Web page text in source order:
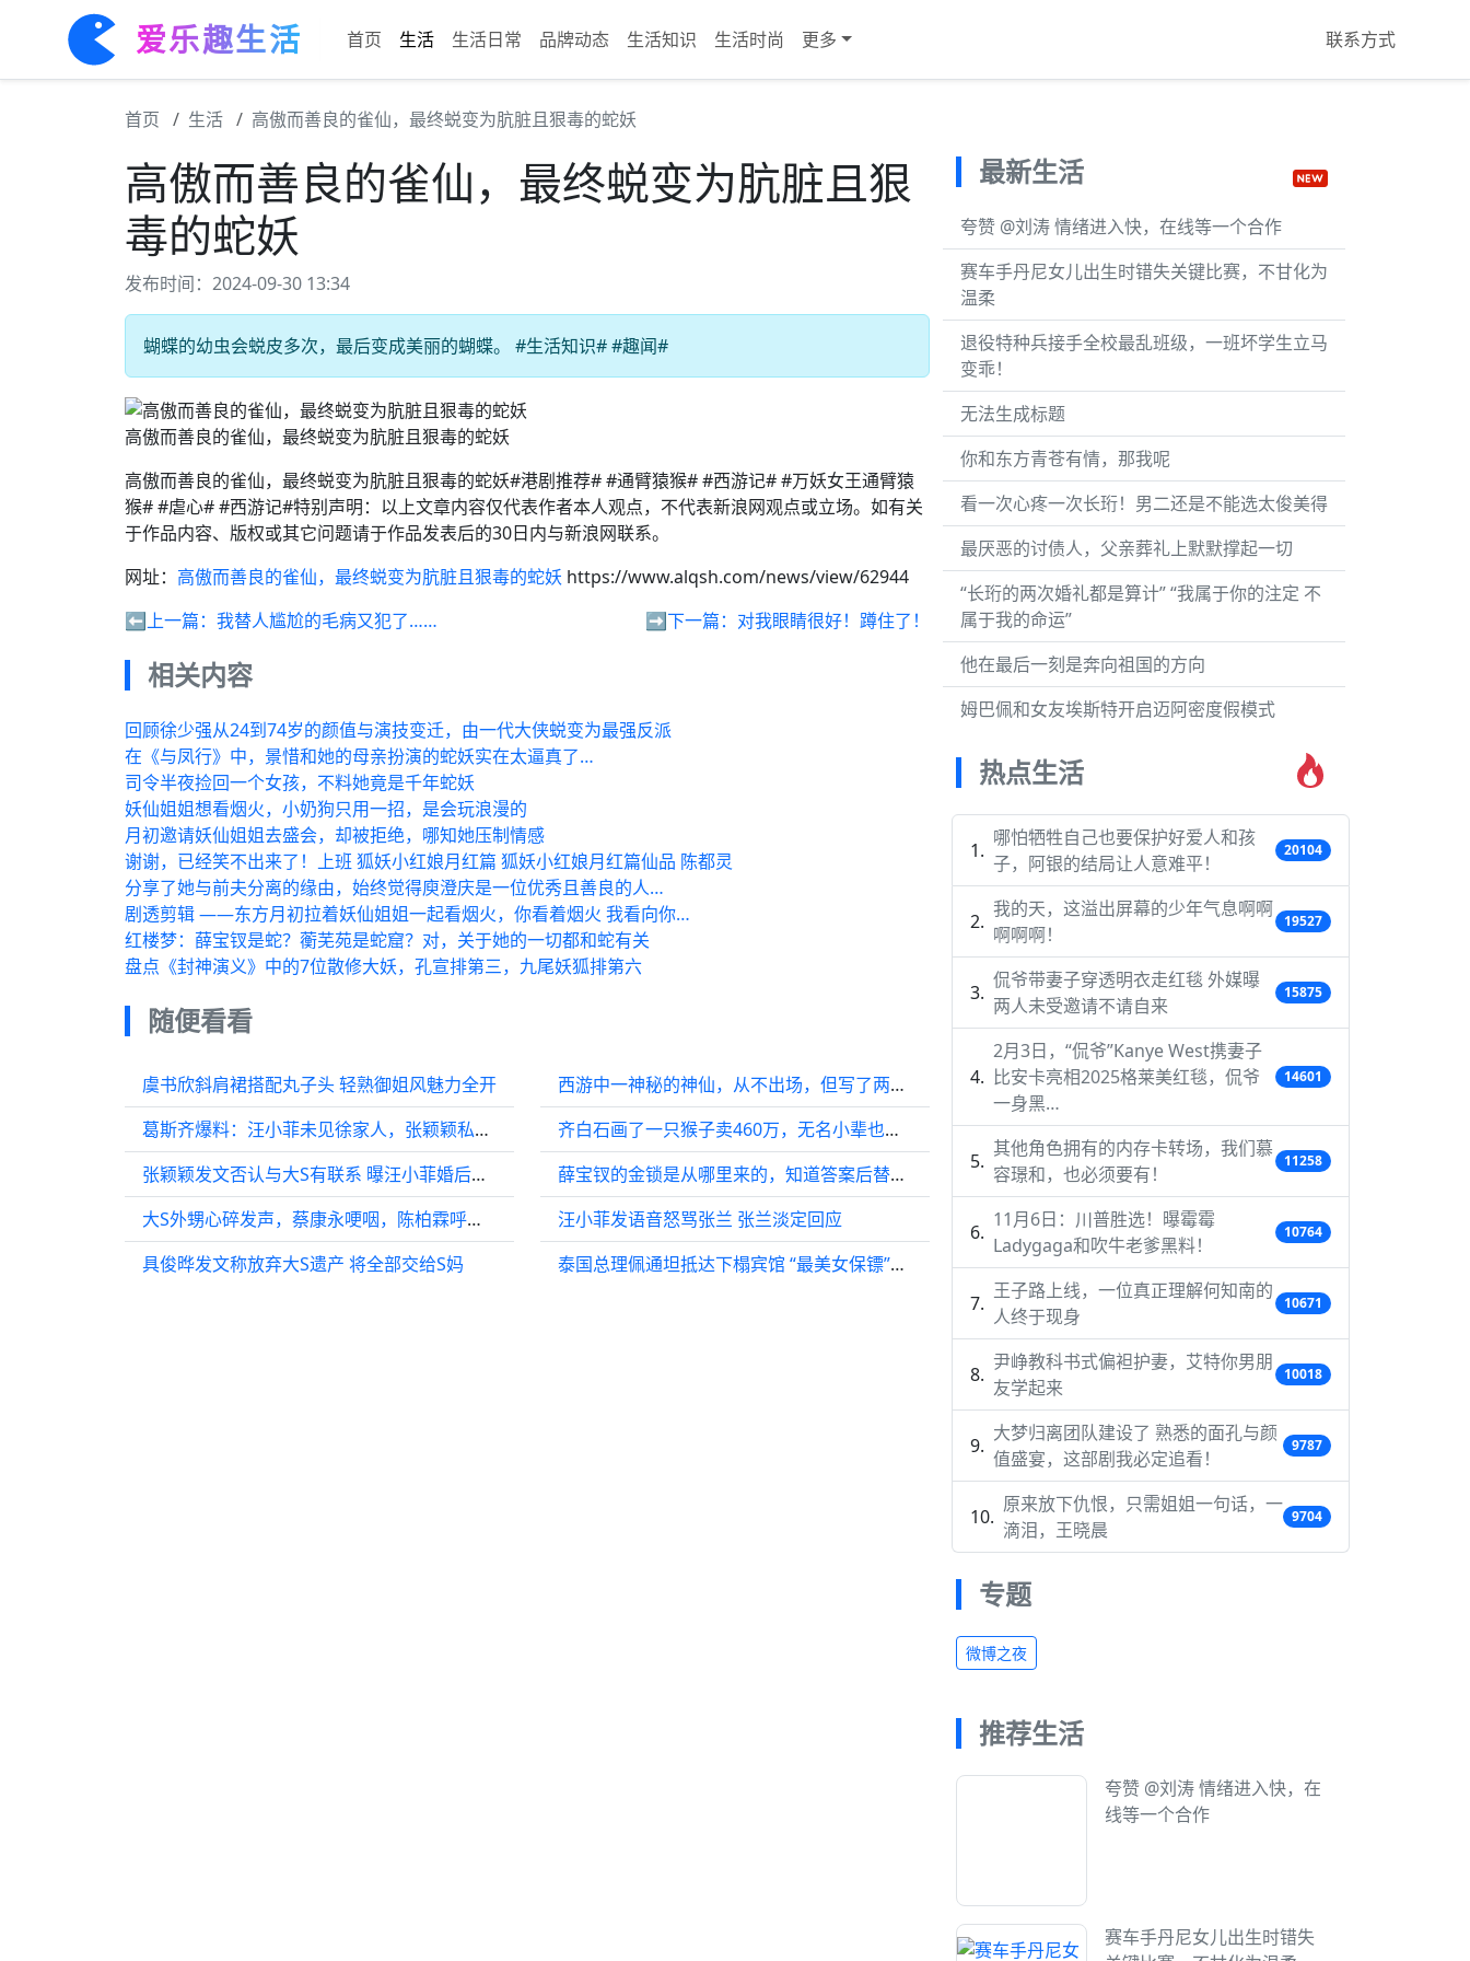
爱乐趣生活 首页 生活 生活日常 品牌动态 生活知识 生活时尚 更多 联系方式
首页 生活 高傲而善良的雀仙，最终蜕变为肮脏且狠毒的蛇妖
高傲而善良的雀仙，最终蜕变为肮脏且狠
毒的蛇妖
发布时间：2024-09-30 13:34
蝴蝶的幼虫会蜕皮多次，最后变成美丽的蝴蝶。 #生活知识# #趣闻#
高傲而善良的雀仙，最终蜕变为肮脏且狠毒的蛇妖
高傲而善良的雀仙，最终蜕变为肮脏且狠毒的蛇妖#港剧推荐# #通臂猿猴# #西游记# #万妖女王通臂猿
猴# #虐心# #西游记#特别声明：以上文章内容仅代表作者本人观点，不代表新浪网观点或立场。如有关
于作品内容、版权或其它问题请于作品发表后的30日内与新浪网联系。
网址： 高傲而善良的雀仙，最终蜕变为肮脏且狠毒的蛇妖 https://www.alqsh.com/news/view/62944
⬅️上一篇： 我替人尴尬的毛病又犯了…… ➡️下一篇： 对我眼睛很好！蹲住了！
相关内容
回顾徐少强从24到74岁的颜值与演技变迁，由一代大侠蜕变为最强反派
在《与凤行》中，景惜和她的母亲扮演的蛇妖实在太逼真了…
司令半夜捡回一个女孩，不料她竟是千年蛇妖
妖仙姐姐想看烟火，小奶狗只用一招，是会玩浪漫的
月初邀请妖仙姐姐去盛会，却被拒绝，哪知她压制情感
谢谢，已经笑不出来了！上班 狐妖小红娘月红篇 狐妖小红娘月红篇仙品 陈都灵
分享了她与前夫分离的缘由，始终觉得庾澄庆是一位优秀且善良的人…
剧透剪辑 ——东方月初拉着妖仙姐姐一起看烟火，你看着烟火 我看向你…
红楼梦：薛宝钗是蛇？蘅芜苑是蛇窟？对，关于她的一切都和蛇有关
盘点《封神演义》中的7位散修大妖，孔宣排第三，九尾妖狐排第六
随便看看
虞书欣斜肩裙搭配丸子头 轻熟御姐风魅力全开
葛斯齐爆料：汪小菲未见徐家人，张颖颖私下联系大S
张颖颖发文否认与大S有联系 曝汪小菲婚后第二年出轨
大S外甥心碎发声，蔡康永哽咽，陈柏霖呼吁尊重S家人
具俊晔发文称放弃大S遗产 将全部交给S妈
西游中一神秘的神仙，从不出场，但写了两封信，都让孙悟空落泪了
齐白石画了一只猴子卖460万，无名小辈也画了一幅，结果卖3.62亿
薛宝钗的金锁是从哪里来的，知道答案后替林黛玉心寒
汪小菲发语音怒骂张兰 张兰淡定回应
泰国总理佩通坦抵达下榻宾馆 “最美女保镖”再度现身 又美又飒
最新生活
夸赞 @刘涛 情绪进入快，在线等一个合作
赛车手丹尼女儿出生时错失关键比赛，不甘化为
温柔
退役特种兵接手全校最乱班级，一班坏学生立马
变乖！
无法生成标题
你和东方青苍有情，那我呢
看一次心疼一次长珩！男二还是不能选太俊美得
最厌恶的讨债人，父亲葬礼上默默撑起一切
“长珩的两次婚礼都是算计” “我属于你的注定 不
属于我的命运”
他在最后一刻是奔向祖国的方向
姆巴佩和女友埃斯特开启迈阿密度假模式
热点生活
哪怕牺牲自己也要保护好爱人和孩
子，阿银的结局让人意难平！
20104
我的天，这溢出屏幕的少年气息啊啊
啊啊啊！
19527
侃爷带妻子穿透明衣走红毯 外媒曝
两人未受邀请不请自来
15875
2月3日，“侃爷”Kanye West携妻子
比安卡亮相2025格莱美红毯，侃爷
一身黑…
14601
其他角色拥有的内存卡转场，我们慕
容璟和，也必须要有！
11258
11月6日：川普胜选！曝霉霉
Ladygaga和吹牛老爹黑料！
10764
王子路上线，一位真正理解何知南的
人终于现身
10671
尹峥教科书式偏袒护妻，艾特你男朋
友学起来
10018
大梦归离团队建设了 熟悉的面孔与颜
值盛宴，这部剧我必定追看！
9787
原来放下仇恨，只需姐姐一句话，一
滴泪，王晓晨
9704
专题
微博之夜
推荐生活
夸赞 @刘涛 情绪进入快，在
线等一个合作
赛车手丹尼女儿出生时错失